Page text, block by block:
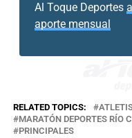
Al Toque Deportes
aporte mensual
RELATED TOPICS:
MARATÓN DEPORTES RÍO
PRINCIPALES